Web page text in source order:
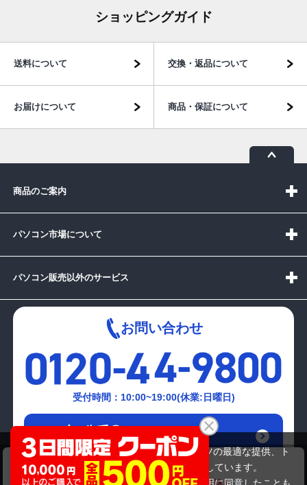
GE)FUJITSU FMVNFD40BJ
商品価格 25,080円
ショッピングガイド
送料について 交換・返品について
お届けについて 商品・保証について
商品のご案内
パソコン市場について
パソコン販売以外のサービス
お問い合わせ
受付時間：10:00~19:00(休業:日曜日)
メールでの
お問い合わせはこちら
当サイトでは利用体験の向上およびコンテンツの最適な提供、ト
ラフィックの分析を目的としてCookieを使用しています。